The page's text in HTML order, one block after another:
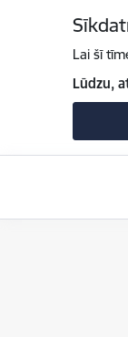
Lai šī
Lūdzu,